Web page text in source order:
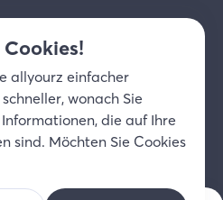
Cookies
DE
allyourz einfacher
wonach Sie
die auf Ihre
sind. Möchten Sie Cookies